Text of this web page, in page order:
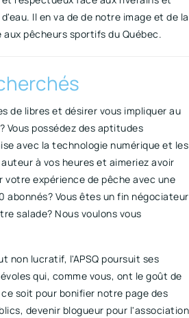
Il en va de de notre image et de la
pêcheurs sportifs du Québec.
de libres et désirer vous impliquer au
Vous possédez des aptitudes
avec la technologie numérique et les
à vos heures et aimeriez avoir
expérience de pêche avec une
abonnés? Vous êtes un fin négociateur
salade? Nous voulons vous
non lucratif, l'APSQ poursuit ses
qui, comme vous, ont le goût de
soit pour bonifier notre page des
devenir blogueur pour l'association